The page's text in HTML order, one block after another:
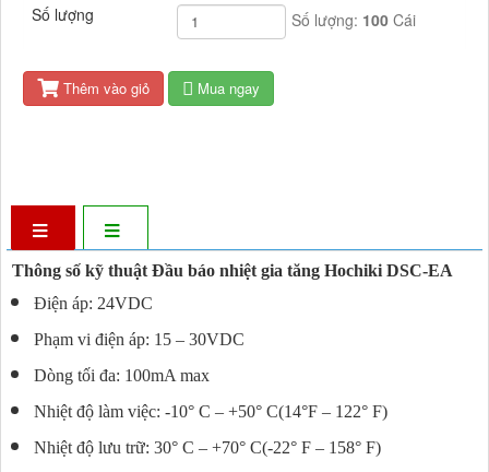
Độ ẩm: 95% RH không nhưng tụ
Kích thước: 3.9 ” D x 1.3″ H
Xuất xứ: Nhật Bản
Số lượng Số lượng: 100 Cái
Thêm vào giỏ Mua ngay
Thông số kỹ thuật Đầu báo nhiệt gia tăng Hochiki DSC-EA
Điện áp: 24VDC
Phạm vi điện áp: 15 – 30VDC
Dòng tối đa: 100mA max
Nhiệt độ làm việc: -10° C – +50° C(14°F – 122° F)
Nhiệt độ lưu trữ: 30° C – +70° C(-22° F – 158° F)